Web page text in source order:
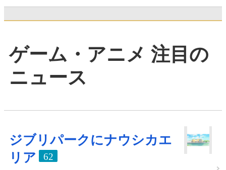
ゲーム・アニメ 注目の
ニュース
ジブリパークにナウシカエ
リア
62